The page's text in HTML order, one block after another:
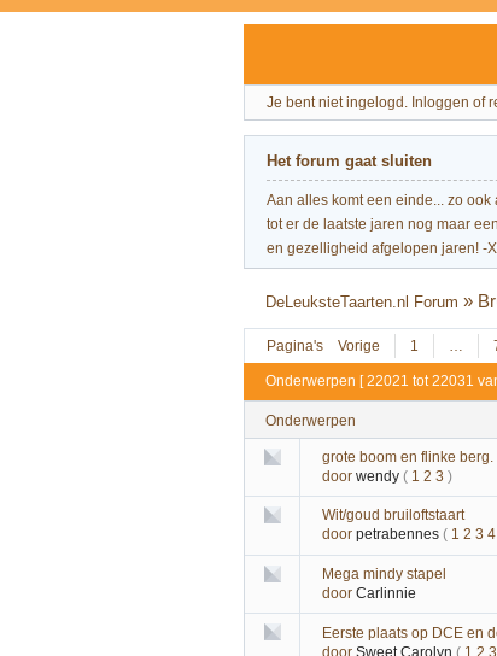
Je bent niet ingelogd. Inloggen of
Het forum gaat sluiten
Aan alles komt een einde... zo
tot er de laatste jaren nog maar
en gezelligheid afgelopen jaren! -
DeLeuksteTaarten.nl Forum »
Pagina's Vorige 1 …
Onderwerpen [ 22021 tot 22031
Onderwerpen
grote boom en flinke berg.
door wendy ( 1 2 3 )
Wit/goud bruiloftstaart
door petrabennes ( 1 2 3 4
Mega mindy stapel
door Carlinnie
Eerste plaats op DCE en
door Sweet Carolyn ( 1 2 3